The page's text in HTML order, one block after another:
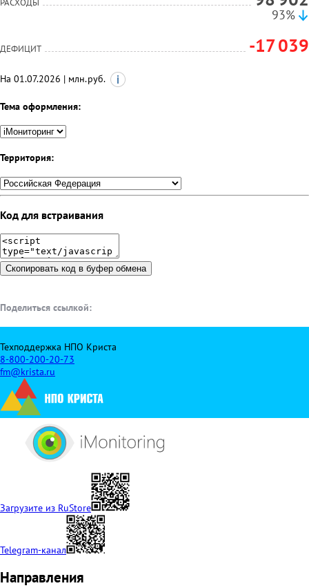
РАСХОДЫ
93%
ДЕФИЦИТ -17 039
На 01.07.2026 | млн.руб.
Тема оформления:
Территория:
Код для встраивания
Скопировать код в буфер обмена
Поделиться ссылкой:
Техподдержка НПО Криста
8-800-200-20-73
fm@krista.ru
Загрузите из RuStore
Telegram-канал
Направления